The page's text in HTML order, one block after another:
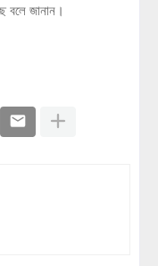
বলে জানান।